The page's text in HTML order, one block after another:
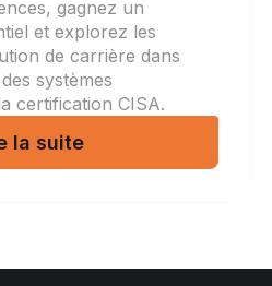
gagnez un
et explorez les
de carrière dans
systèmes
certification CISA.
la suite